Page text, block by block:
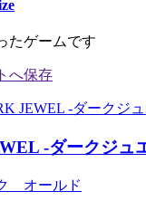
たゲームです
-ダークジュ
オールド